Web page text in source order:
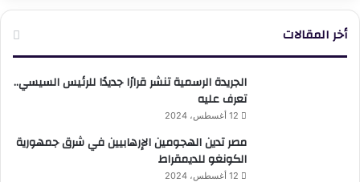
أخر المقالات
الجريدة الرسمية تنشر قرارًا جديدًا للرئيس السيسي..
تعرف عليه
12 أغسطس، 2024
مصر تدين الهجومين الإرهابيين في شرق جمهورية
الكونغو للديمقراط
12 أغسطس، 2024